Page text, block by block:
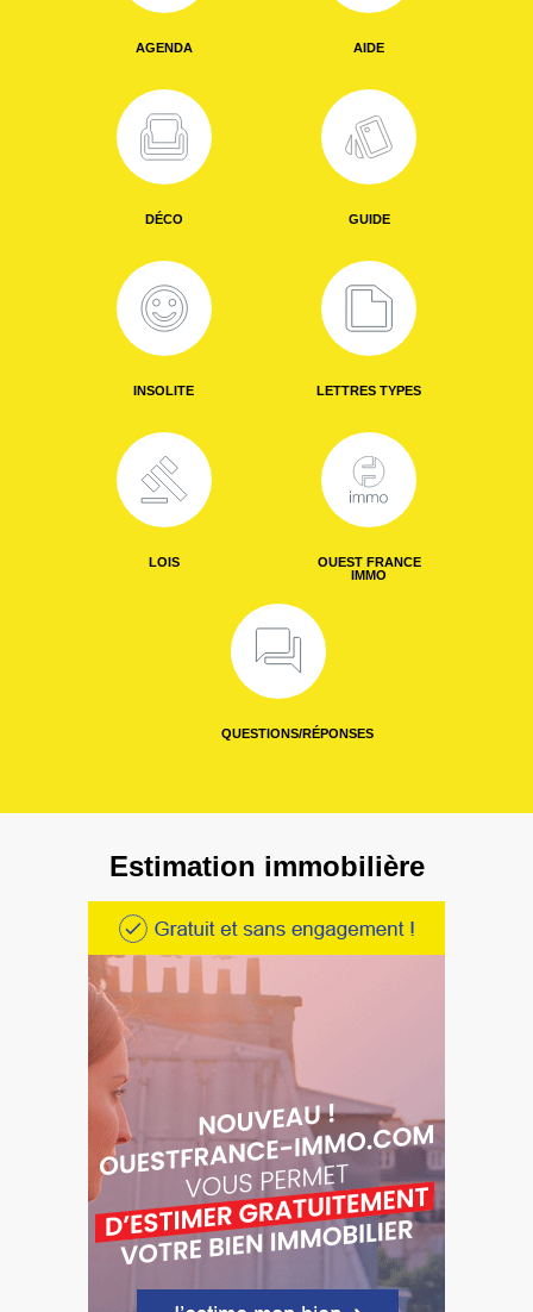
AGENDA AIDE
DÉCO GUIDE
INSOLITE LETTRES TYPES
LOIS
OUEST FRANCE
IMMO
QUESTIONS/RÉPONSES
Estimation immobilière